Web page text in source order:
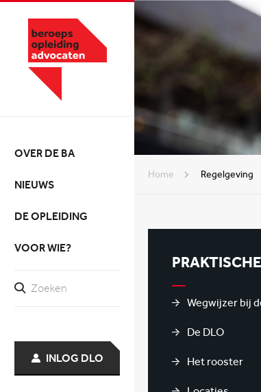
OVER DE BA
NIEUWS
DE OPLEIDING
VOOR WIE?
INLOG DLO
Home Regelgeving
Wegwijzer bij
De DLO
Het rooster